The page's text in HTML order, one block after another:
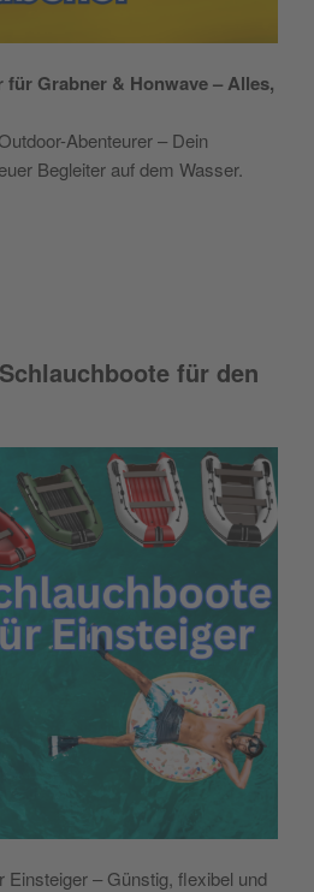
Grabner & Honwave – Alles,
Abenteurer – Dein
Begleiter auf dem Wasser.
für den
Einsteiger – Günstig, flexibel und